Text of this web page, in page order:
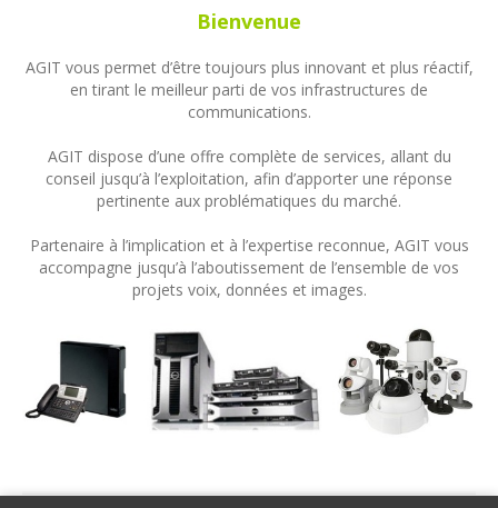
Bienvenue
AGIT vous permet d’être toujours plus innovant et plus réactif,
en tirant le meilleur parti de vos infrastructures de
communications.
AGIT dispose d’une offre complète de services, allant du
conseil jusqu’à l’exploitation, afin d’apporter une réponse
pertinente aux problématiques du marché.
Partenaire à l’implication et à l’expertise reconnue, AGIT vous
accompagne jusqu’à l’aboutissement de l’ensemble de vos
projets voix, données et images.